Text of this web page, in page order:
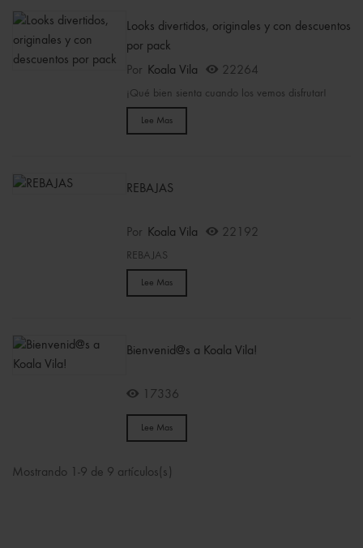
Looks divertidos, originales y con descuentos
por pack
Por
Koala Vila 22264
¡Qué bien sienta cuando los vemos disfrutar!
Lee Mas
REBAJAS
Por Koala Vila 22192
REBAJAS
Lee Mas
Bienvenid@s a Koala Vila!
17336
Lee Mas
Mostrando 1-9 de 9 artículos(s)